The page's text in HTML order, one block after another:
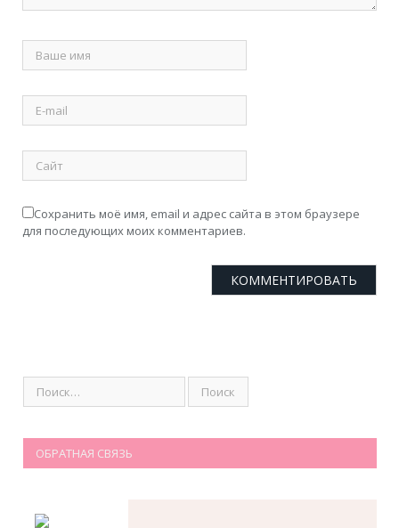
Сохранить моё имя, email и адрес сайта в этом браузере
для последующих моих комментариев.
ОБРАТНАЯ СВЯЗЬ